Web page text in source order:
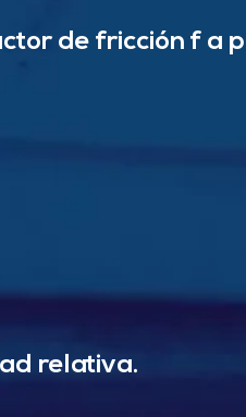
de fricción f a
relativa.